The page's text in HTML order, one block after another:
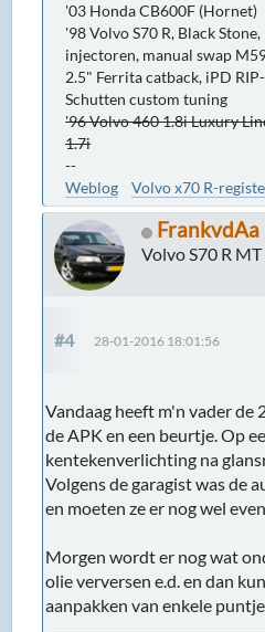
'03 Honda CB600F (Hornet)
'98 Volvo S70 R, Black
injectoren, manual swap
2.5" Ferrita catback, iPD
Schutten custom tuning
'96 Volvo 460 1.8i Luxury
1.7i
--
Weblog
Volvo x70 R-
FrankvdAa
Volvo S70 R
#4 28-01-2016 18:01:56
Vandaag heeft m'n vader de
de APK en een beurtje. Op
kentekenverlichting na
Volgens de garagist was de
en moeten ze er nog wel
Morgen wordt er nog wat
olie verversen e.d. en dan
aanpakken van enkele